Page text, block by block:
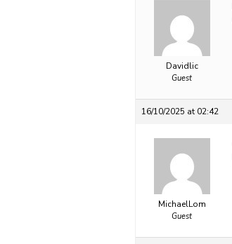
Davidlic
Guest
16/10/2025 at 02:42
MichaelLom
Guest